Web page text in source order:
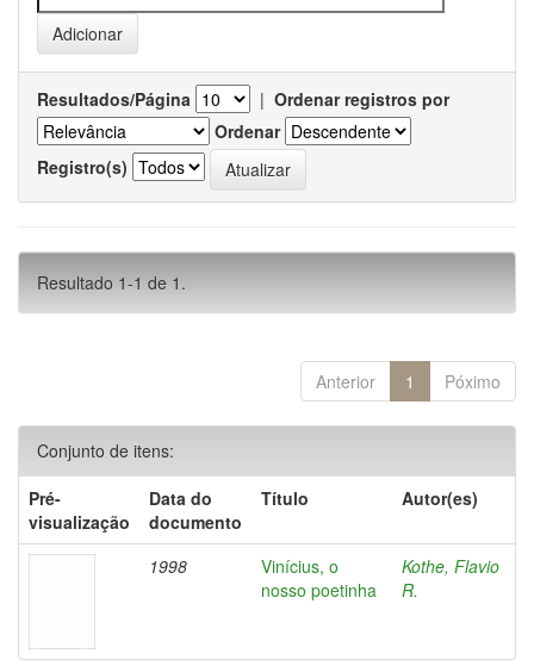
Resultados/Página | Ordenar registros por
Ordenar
Registro(s)
Resultado 1-1 de 1.
Anterior 1 Póximo
Conjunto de itens:
Pré-
visualização
Data do
documento
Título Autor(es)
1998
Vinícius, o
nosso poetinha
Kothe, Flavio
R.